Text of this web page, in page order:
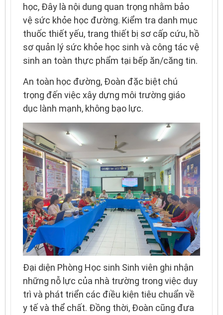
học, Đây là nội dung quan trọng nhằm bảo
vệ sức khỏe học đường. Kiểm tra danh mục
thuốc thiết yếu, trang thiết bị sơ cấp cứu, hồ
sơ quản lý sức khỏe học sinh và công tác vệ
sinh an toàn thực phẩm tại bếp ăn/căng tin.
An toàn học đường, Đoàn đặc biệt chú
trọng đến việc xây dựng môi trường giáo
dục lành mạnh, không bạo lực.
Đại diện Phòng Học sinh Sinh viên ghi nhận
những nỗ lực của nhà trường trong việc duy
trì và phát triển các điều kiện tiêu chuẩn về
y tế và thể chất. Đồng thời, Đoàn cũng đưa